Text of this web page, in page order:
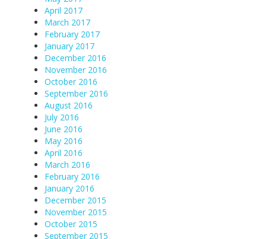
April 2017
March 2017
February 2017
January 2017
December 2016
November 2016
October 2016
September 2016
August 2016
July 2016
June 2016
May 2016
April 2016
March 2016
February 2016
January 2016
December 2015
November 2015
October 2015
September 2015